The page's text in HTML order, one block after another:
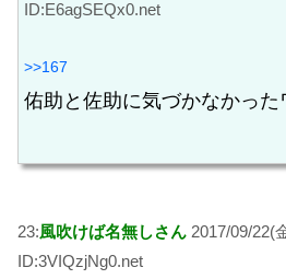
ID:E6agSEQx0.net
>>167
佑助と佐助に気づかなかった
23:風吹けば名無しさん 2017/09/22(
ID:3VIQzjNg0.net